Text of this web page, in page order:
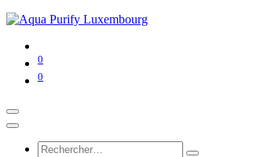
0
0